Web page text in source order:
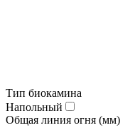
Тип биокамина
Напольный
Общая линия огня (мм)